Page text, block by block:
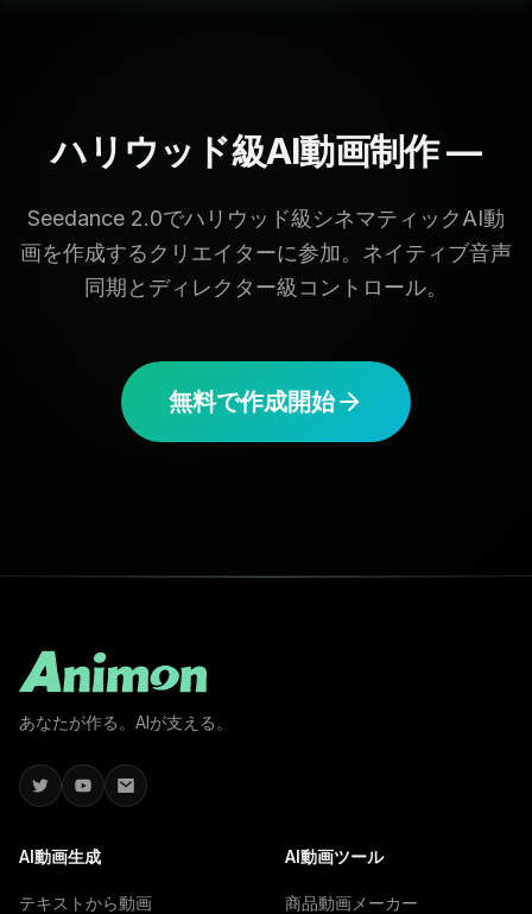
ハリウッド級AI動画制作 —
Seedance 2.0でハリウッド級シネマティックAI動
画を作成するクリエイターに参加。ネイティブ音声
同期とディレクター級コントロール。
無料で作成開始
あなたが作る。AIが支える。
AI動画生成
テキストから動画
AI動画ツール
商品動画メーカー